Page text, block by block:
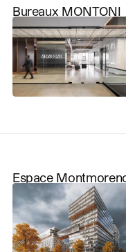
Bureaux MONTONI
Espace